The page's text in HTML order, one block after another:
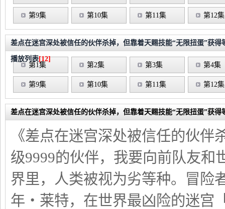
第9集 第10集 第11集 第12集
差点在迷宫深处被信任的伙伴杀掉，但靠着天赐技能“无限扭蛋”获
播放列表[12]
第1集
第2集 第3集 第4集
第9集 第10集 第11集 第12集
差点在迷宫深处被信任的伙伴杀掉，但靠着天赐技能“无限扭蛋”获
《差点在迷宫深处被信任的伙
级9999的伙伴，我要向前队友和
界里，人类被视为劣等种。冒险
年‧莱特，在世界最凶险的迷宫